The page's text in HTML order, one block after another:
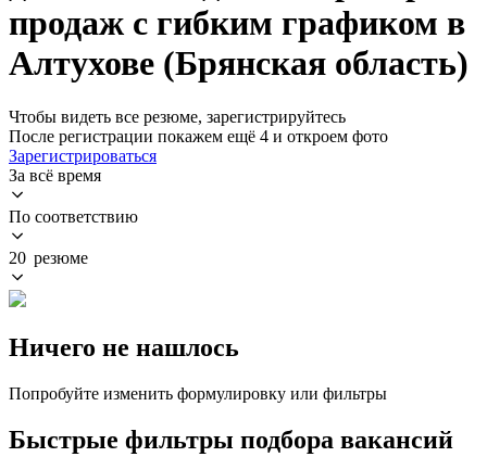
продаж с гибким графиком в
Алтухове (Брянская область)
Чтобы видеть все резюме, зарегистрируйтесь
После регистрации покажем ещё 4 и откроем фото
Зарегистрироваться
За всё время
По соответствию
20 резюме
Ничего не нашлось
Попробуйте изменить формулировку или фильтры
Быстрые фильтры подбора вакансий